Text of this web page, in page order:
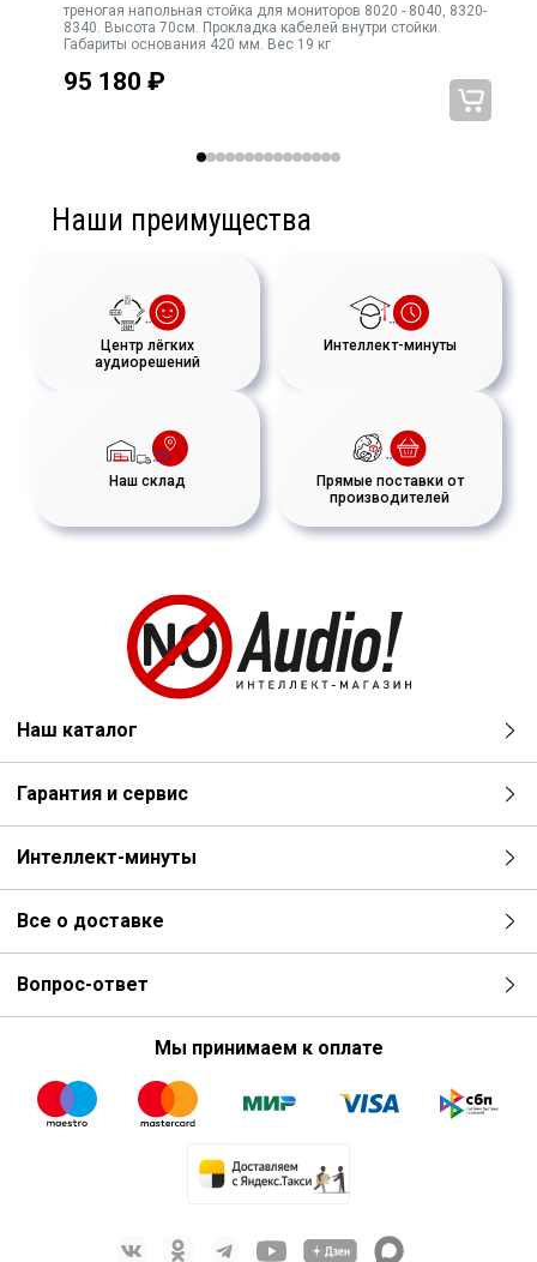
треногая напольная стойка для мониторов 8020 - 8040, 8320-
8340. Высота 70см. Прокладка кабелей внутри стойки.
Габариты основания 420 мм. Вес 19 кг
95 180 ₽
Наши преимущества
Центр лёгких
аудиорешений
Интеллект-минуты
Наш склад
Прямые поставки от
производителей
Наш каталог
Гарантия и сервис
Интеллект-минуты
Все о доставке
Вопрос-ответ
Мы принимаем к оплате